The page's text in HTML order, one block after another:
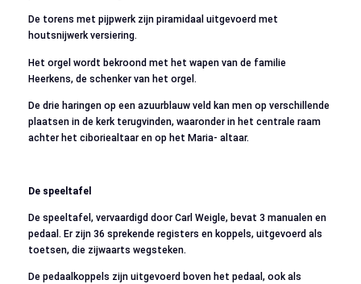
De torens met pijpwerk zijn piramidaal uitgevoerd met
houtsnijwerk versiering.
Het orgel wordt bekroond met het wapen van de familie
Heerkens, de schenker van het orgel.
De drie haringen op een azuurblauw veld kan men op verschillende
plaatsen in de kerk terugvinden, waaronder in het centrale raam
achter het ciboriealtaar en op het Maria- altaar.
De speeltafel
De speeltafel, vervaardigd door Carl Weigle, bevat 3 manualen en
pedaal. Er zijn 36 sprekende registers en koppels, uitgevoerd als
toetsen, die zijwaarts wegsteken.
De pedaalkoppels zijn uitgevoerd boven het pedaal, ook als